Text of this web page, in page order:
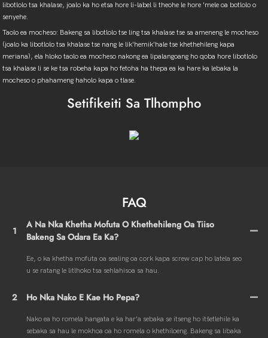
libotlolo tsa khalase, joalo ka ho etsa hore li-label li theohe le hore 'mele oa botlolo o
senyehe.
Taolo ea mocheso: Bakeng sa libotlolo tse ling tsa khalase tse sa ameneng le mocheso
(joalo ka libotlolo tsa khalase tse nang le lik'hemik'hale tse khethehileng kapa
meriana), ela hloko taolo ea mocheso nakong ea lipalangoang ho qoba hore libotlolo
tsa khalase li se ke tsa robeha kapa ho fetoha ha thepa ea ka hare ka lebaka la
mocheso o phahameng haholo kapa o tlase.
Setifikeiti Sa Tlhompho
FAQ
1
A Na Nka Khetha Mofuta O Khethehileng Oa Tiiso
Bakeng Sa Odara Ea Ka?
Ee, o ka khetha mofuta oa sealing oa cork kapa screw cap ho latela seo
u se ratang le litlhoko tsa sehlahisoa sa hau.
2 Ho Nka Nako E Kae Ho Pepa?
Nako ea ho romela hangata e ka har'a sebaka se itseng ho itšetlehile ka
sebaka sa hau le mokhoa oa ho romela o khethiloeng. Bakeng sa libaka